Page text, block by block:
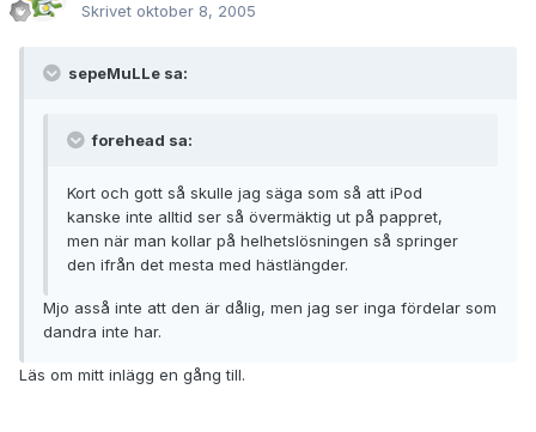
Skrivet oktober 8, 2005
sepeMuLLe sa:
forehead sa:
Kort och gott så skulle jag säga som så att iPod
kanske inte alltid ser så övermäktig ut på pappret,
men när man kollar på helhetslösningen så springer
den ifrån det mesta med hästlängder.
Mjo asså inte att den är dålig, men jag ser inga fördelar som
dandra inte har.
Läs om mitt inlägg en gång till.